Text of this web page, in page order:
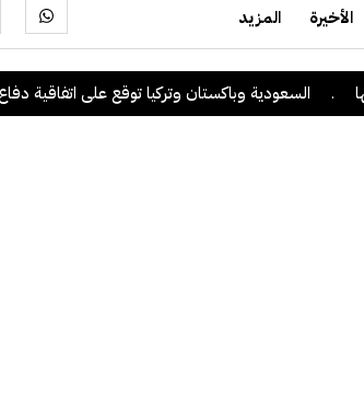
الأخيرة المزيد
السعودية وباكستان وتركيا توقع على اتفاقية دفاع مشترك